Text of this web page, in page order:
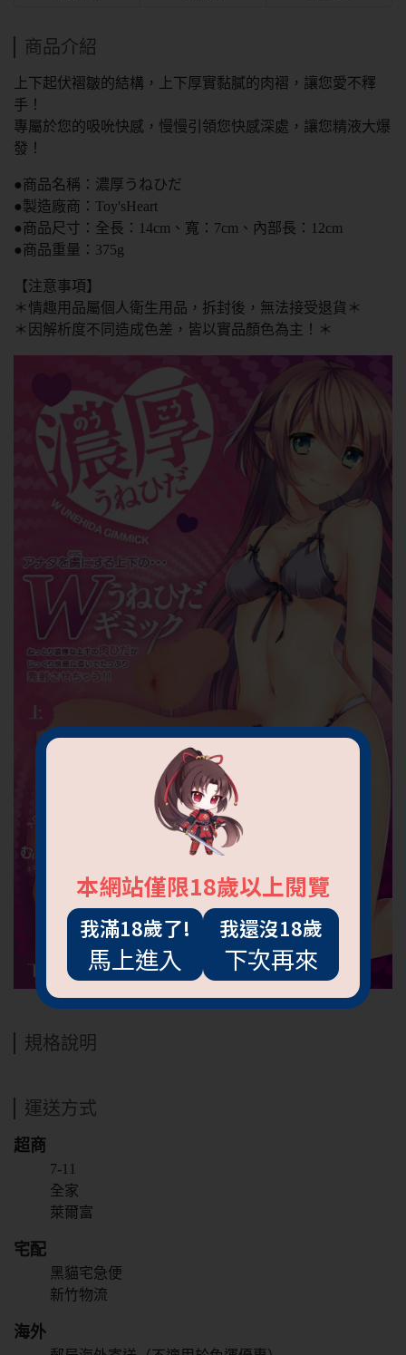
本網站僅限18歲以上閱覽
我滿18歲了!
馬上進入
我還沒18歲
下次再來
商品介紹
上下起伏褶皺的結構，上下厚實黏膩的肉褶，讓您愛不釋
手！
專屬於您的吸吮快感，慢慢引領您快感深處，讓您精液大爆
發！
●商品名稱：濃厚うねひだ
●製造廠商：Toy'sHeart
●商品尺寸：全長：14cm、寬：7cm、內部長：12cm
●商品重量：375g
【注意事項】
＊情趣用品屬個人衛生用品，拆封後，無法接受退貨＊
＊因解析度不同造成色差，皆以實品顏色為主！＊
規格說明
運送方式
超商
7-11
全家
萊爾富
宅配
黑貓宅急便
新竹物流
海外